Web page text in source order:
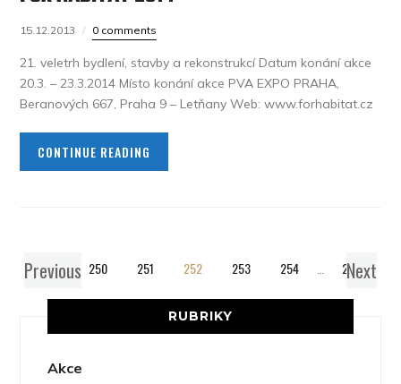
15.12.2013 0 comments
21. veletrh bydlení, stavby a rekonstrukcí Datum konání akce
20.3. – 23.3.2014 Místo konání akce PVA EXPO PRAHA,
Beranových 667, Praha 9 – Letňany Web: www.forhabitat.cz
CONTINUE READING
Previous
1 … 250 251 252 253 254 259
Next
RUBRIKY
Akce